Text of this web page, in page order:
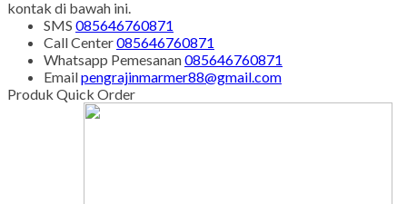
kontak di bawah ini.
SMS 085646760871
Call Center085646760871
Whatsapp Pemesanan085646760871
Emailpengrajinmarmer88@gmail.com
Produk Quick Order